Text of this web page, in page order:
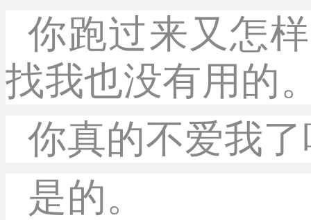
你跑过来又怎
找我也没有用的
你真的不爱我
是的。